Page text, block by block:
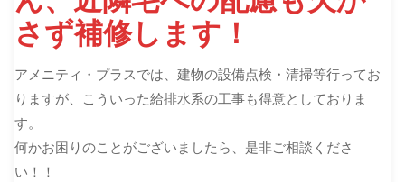
さず補修します！
アメニティ・プラスでは、建物の設備点検・清掃等行ってお
りますが、こういった給排水系の工事も得意としておりま
す。
何かお困りのことがございましたら、是非ご相談くださ
い！！